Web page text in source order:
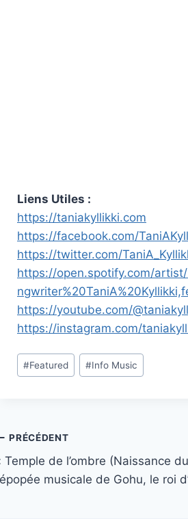
Liens Utiles :
https://taniakyllikki.com
https://facebook.com/
https://twitter.com/
https://open.spotify.com/
https://youtube.com/
https://instagram.com/
Étiquettes
de
#Featured #Info Music
PRÉCÉDENT
Temple de l’ombre (Naissance
musicale de Gohu, le roi